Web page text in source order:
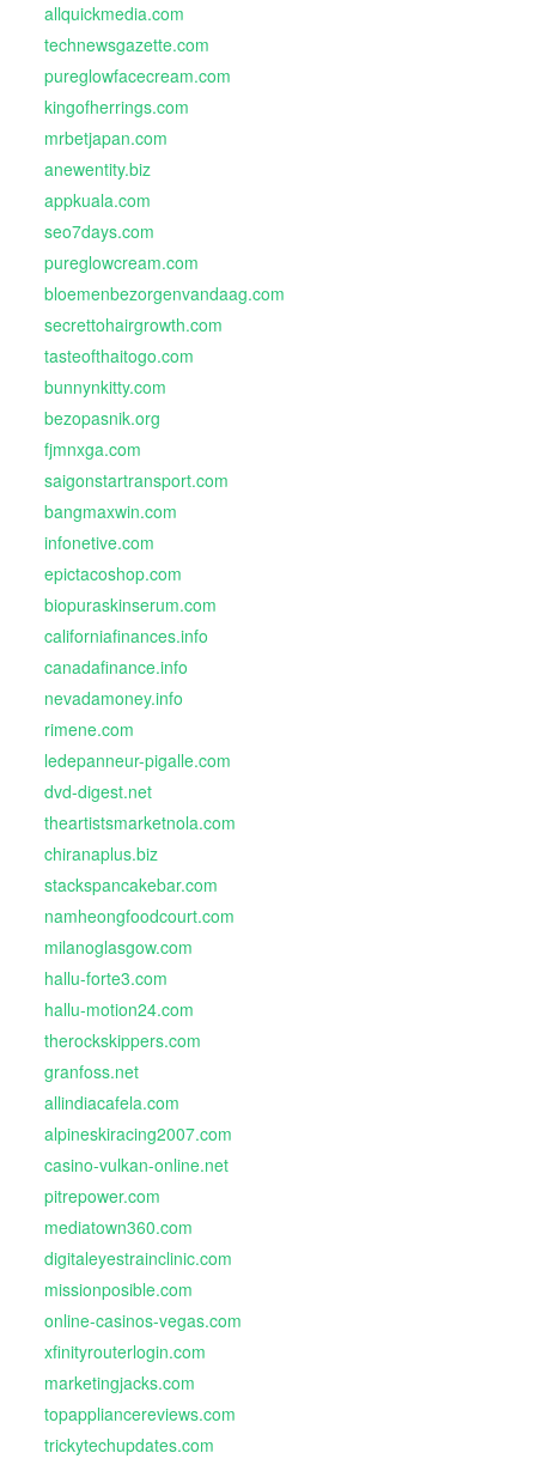
allquickmedia.com
technewsgazette.com
pureglowfacecream.com
kingofherrings.com
mrbetjapan.com
anewentity.biz
appkuala.com
seo7days.com
pureglowcream.com
bloemenbezorgenvandaag.com
secrettohairgrowth.com
tasteofthaitogo.com
bunnynkitty.com
bezopasnik.org
fjmnxga.com
saigonstartransport.com
bangmaxwin.com
infonetive.com
epictacoshop.com
biopuraskinserum.com
californiafinances.info
canadafinance.info
nevadamoney.info
rimene.com
ledepanneur-pigalle.com
dvd-digest.net
theartistsmarketnola.com
chiranaplus.biz
stackspancakebar.com
namheongfoodcourt.com
milanoglasgow.com
hallu-forte3.com
hallu-motion24.com
therockskippers.com
granfoss.net
allindiacafela.com
alpineskiracing2007.com
casino-vulkan-online.net
pitrepower.com
mediatown360.com
digitaleyestrainclinic.com
missionposible.com
online-casinos-vegas.com
xfinityrouterlogin.com
marketingjacks.com
topappliancereviews.com
trickytechupdates.com